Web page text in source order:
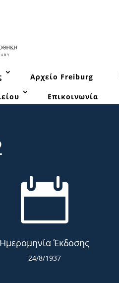
Αρχείο Freiburg
Επικοινωνία

Ημερομηνία Έκδοσης
24/8/1937